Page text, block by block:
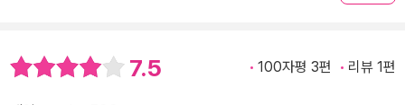
7.5 100자평 3편 리뷰 1편